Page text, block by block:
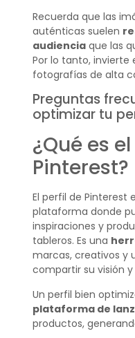
Recuerda que las
auténticas suelen
audienciaque las
Por lo tanto, invierte
fotografías de alta
Preguntas
optimizar tu
¿Qué es
Pinterest?
El perfil de Pinterest
plataforma donde
inspiraciones y
tableros. Es una
marcas, creativos y
compartir su visión
Un perfil bien
plataforma de
productos,